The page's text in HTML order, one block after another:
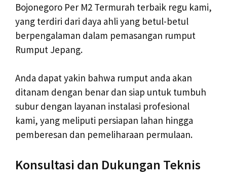
Bojonegoro Per M2 Termurah terbaik regu kami,
yang terdiri dari daya ahli yang betul-betul
berpengalaman dalam pemasangan rumput
Rumput Jepang.
Anda dapat yakin bahwa rumput anda akan
ditanam dengan benar dan siap untuk tumbuh
subur dengan layanan instalasi profesional
kami, yang meliputi persiapan lahan hingga
pemberesan dan pemeliharaan permulaan.
Konsultasi dan Dukungan Teknis